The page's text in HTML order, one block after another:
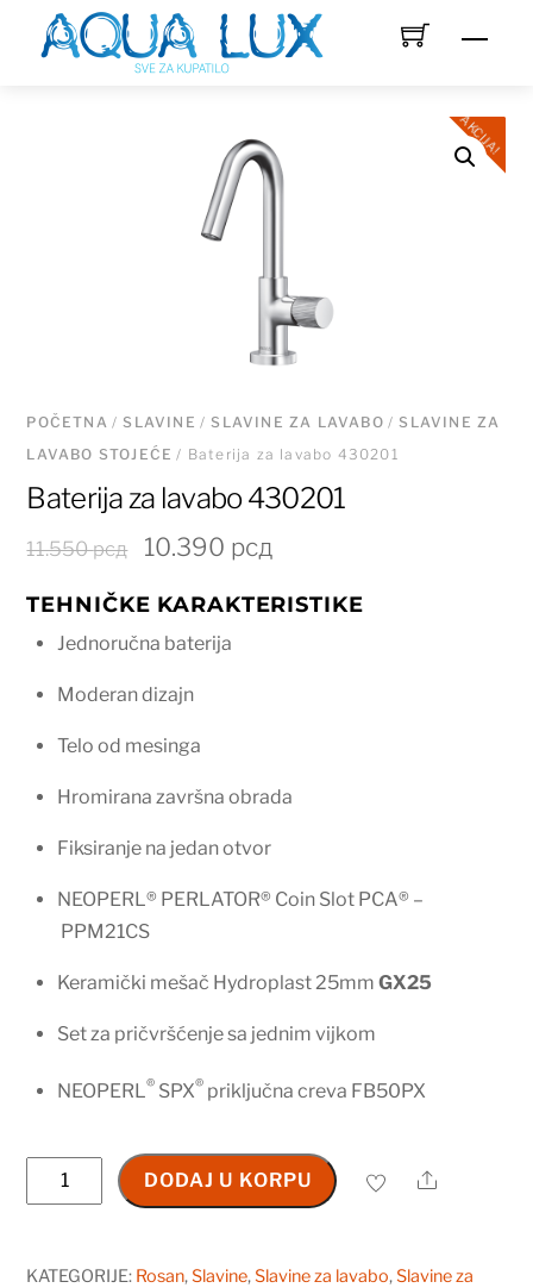
AKCIJA!
POČETNA/SLAVINE /SLAVINE ZA LAVABO/SLAVINE ZA
LAVABO STOJEĆE / Baterija za lavabo 430201
Baterija za lavabo 430201
11.550рсд
Originalna
je
bila:
10.390 рсдTrenutna
je:
TEHNIČKE KARAKTERISTIKE
Jednoručna baterija
Moderan dizajn
Telo od mesinga
Hromirana završna obrada
Fiksiranje na jedan otvor
NEOPERL® PERLATOR® Coin Slot PCA® –
PPM21CS
Keramički mešač Hydroplast 25mm GX25
Set za pričvršćenje sa jednim vijkom
NEOPERL® SPX® priključna creva FB50PX
Baterija
za
430201
DODAJ U KORPU Share
KATEGORIJE: Rosan,Slavine,Slavine za lavabo,Slavine za